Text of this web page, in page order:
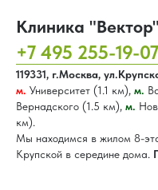
Клиника
+7 495 255-19-07
119331, г.Москва,
м. Университет (1.1 км), м.
Вернадского (1.5 км), м.
км).
Мы находимся в жилом 8-
Крупской в середине дома.